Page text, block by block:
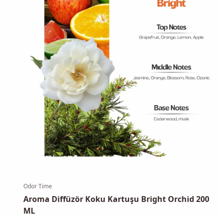
Odor Time
Aroma Diffüzör Koku Kartuşu Bright Orchid 200
ML